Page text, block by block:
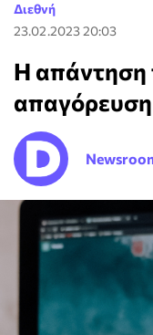
Διεθνή
23.02.2023 20:03
Η απάντηση
απαγόρευση